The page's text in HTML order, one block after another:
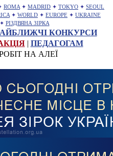
ROMA ✦ MADRID ✦ TOKYO ✦ SEOUL
✦ WORLD ✦ EUROPE ✦ UKRAINE
✦ РІЗДВЯНА ЗІРКА
КОНКУРСИ
| ПЕДАГОГАМ
НА АЛЕЇ